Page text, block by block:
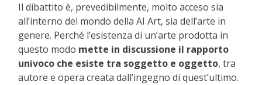
Il dibattito è, prevedibilmente, molto acceso sia
all’interno del mondo della AI Art, sia dell’arte in
genere. Perché l’esistenza di un’arte prodotta in
questo modo mette in discussione il rapporto
univoco che esiste tra soggetto e oggetto, tra
autore e opera creata dall’ingegno di quest’ultimo.